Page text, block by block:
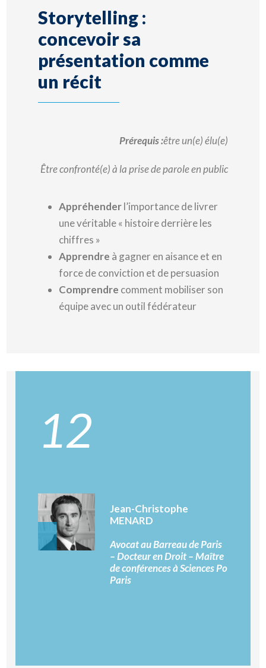
Storytelling :
concevoir sa
présentation comme
un récit
Prérequis :être un(e) élu(e)
Être confronté(e) à la prise de parole en public
Appréhenderl’importance de livrer
une véritable « histoire derrière les
chiffres »
Apprendre à gagner en aisance et en
force de conviction et de persuasion
Comprendre comment mobiliser son
équipe avec un outil fédérateur
12
Jean-Christophe
MENARD
Avocat au Barreau de Paris
– Docteur en Droit – Maître
de conférences à Sciences Po
Paris